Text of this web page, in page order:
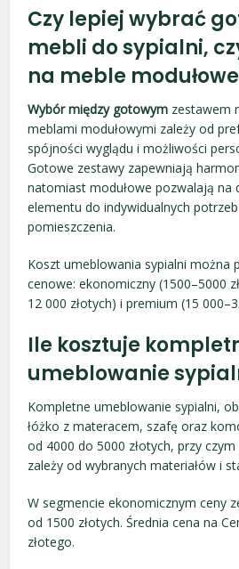
Czy lepiej wybrać
mebli do sypialni,
na meble
Wybór między gotowym zestawem
meblami modułowymi zależy od
spójności wyglądu i możliwości
Gotowe zestawy zapewniają
natomiast modułowe pozwalają na
elementu do indywidualnych
pomieszczenia.
Koszt umeblowania sypialni można
cenowe: ekonomiczny (1500–5000
12 000 złotych) i premium (15
Ile kosztuje
umeblowanie
Kompletne umeblowanie sypialni,
łóżko z materacem, szafę oraz
od 4000 do 5000 złotych, przy
zależy od wybranych materiałów i
W segmencie ekonomicznym ceny
od 1500 złotych. Średnia cena na
złotego.